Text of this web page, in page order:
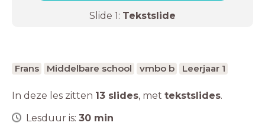
Slide 1: Tekstslide
Frans Middelbare school vmbo b Leerjaar 1
In deze les zitten 13 slides, met tekstslides.
Lesduur is: 30 min